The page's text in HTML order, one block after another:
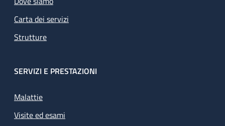
Carta dei servizi
Strutture
SERVIZI E PRESTAZIONI
Malattie
Visite ed esami